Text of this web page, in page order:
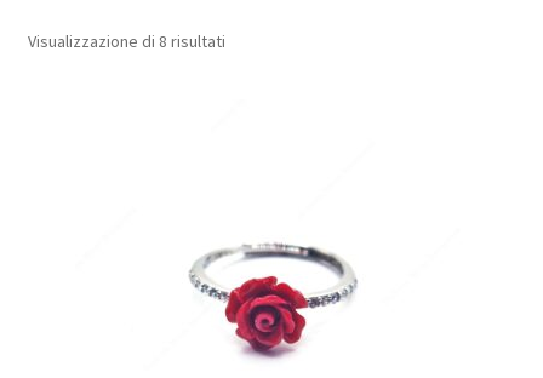
Carrello
Visualizzazione di 8 risultati